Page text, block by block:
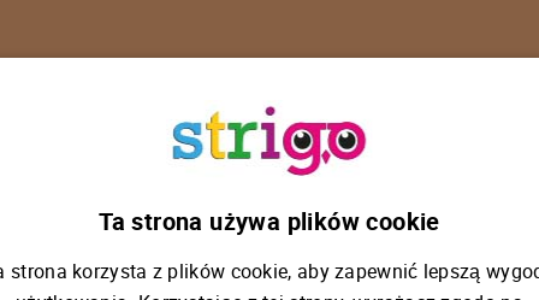
Ups!
Ta strona używa plików cookie
strona korzysta z plików cookie, aby zapewnić lepszą